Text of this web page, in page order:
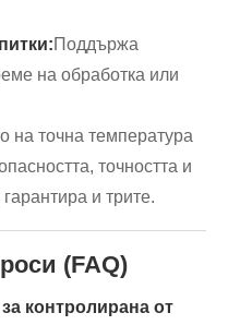
Поддържа
на обработка или
на точна температура
точността и
и трите.
(FAQ)
контролирана от